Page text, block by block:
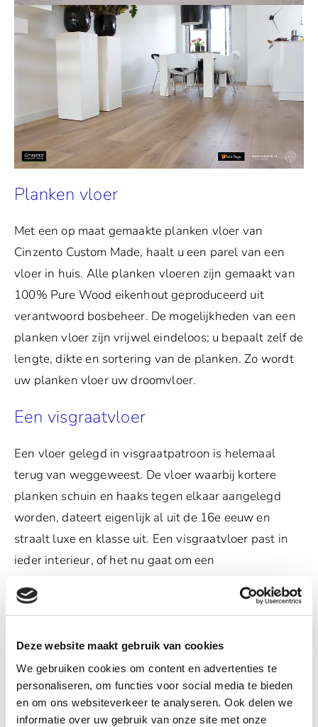
Deze website maakt gebruik van cookies
We gebruiken cookies om content en advertenties te
personaliseren, om functies voor social media te bieden
en om ons websiteverkeer te analyseren. Ook delen we
informatie over uw gebruik van onze site met onze
Planken vloer
Met een op maat gemaakte planken vloer van
Cinzento Custom Made, haalt u een parel van een
vloer in huis. Alle planken vloeren zijn gemaakt van
100% Pure Wood eikenhout geproduceerd uit
verantwoord bosbeheer. De mogelijkheden van een
planken vloer zijn vrijwel eindeloos; u bepaalt zelf de
lengte, dikte en sortering van de planken. Zo wordt
uw planken vloer uw droomvloer.
Een visgraatvloer
Een vloer gelegd in visgraatpatroon is helemaal
terug van weggeweest. De vloer waarbij kortere
planken schuin en haaks tegen elkaar aangelegd
worden, dateert eigenlijk al uit de 16e eeuw en
straalt luxe en klasse uit. Een visgraatvloer past in
ieder interieur, of het nu gaat om een
appartement. Een visgraat parket kan precies naar
band en bies.